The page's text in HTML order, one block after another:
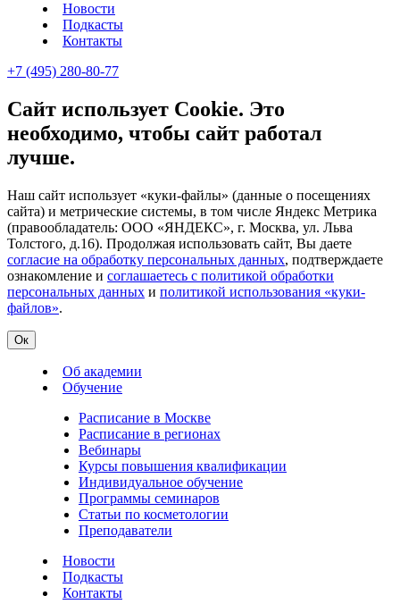
Новости
Подкасты
Контакты
+7 (495) 280-80-77
Сайт использует Cookie. Это
необходимо, чтобы сайт работал
лучше.
Наш сайт использует «куки-файлы» (данные о посещениях
сайта) и метрические системы, в том числе Яндекс Метрика
(правообладатель: ООО «ЯНДЕКС», г. Москва, ул. Льва
Толстого, д.16). Продолжая использовать сайт, Вы даете
согласие на обработку персональных данных, подтверждаете
ознакомление и соглашаетесь с политикой обработки
персональных данных и политикой использования «куки-
файлов».
Ок
Об академии
Обучение
Расписание в Москве
Расписание в регионах
Вебинары
Курсы повышения квалификации
Индивидуальное обучение
Программы семинаров
Статьи по косметологии
Преподаватели
Новости
Подкасты
Контакты